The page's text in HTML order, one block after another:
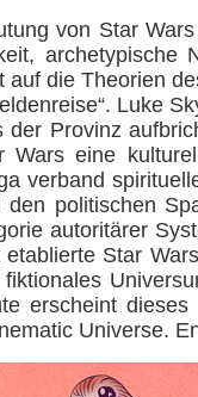
von Star
archetypische
auf die Theorien
Luke
Provinz
Wars eine
verband
politischen
autoritärer
Star
erscheint
Universe.